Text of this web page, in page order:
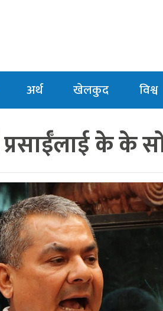
अर्थ खेलकुद विश्व
प्रसाईँलाई के के